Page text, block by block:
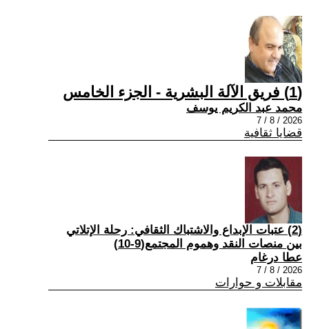
(1) فريق الآلة البشرية - الجزء الخامس
محمد عبد الكريم يوسف
2026 / 8 / 7
قضايا ثقافية
(2) عتبات الإبداع والاشتباك الثقافي: رحلة الإتلاتي
بين منصات النقد وهموم المجتمع(9-10)
عطا درغام
2026 / 8 / 7
مقابلات و حوارات